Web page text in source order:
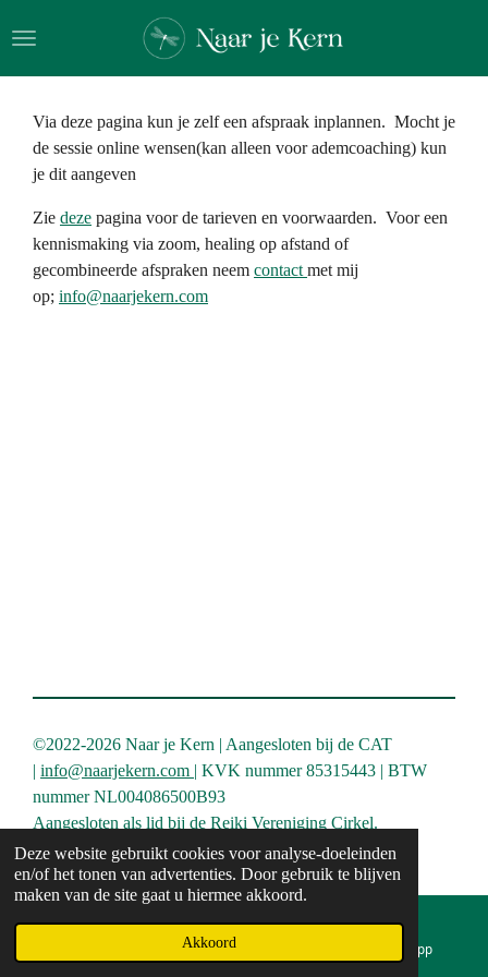
Deze website gebruikt cookies voor analyse-doeleinden
en/of het tonen van advertenties. Door gebruik te blijven
maken van de site gaat u hiermee akkoord.
Akkoord
direct
naar
hoofdinhoud
Via deze pagina kun je zelf een afspraak inplannen. Mocht je
de sessie online wensen(kan alleen voor ademcoaching) kun
je dit aangeven
Zie deze pagina voor de tarieven en voorwaarden. Voor een
kennismaking via zoom, healing op afstand of
gecombineerde afspraken neem contact met mij
op; info@naarjekern.com
©2022-2026 Naar je Kern | Aangesloten bij de CAT
| info@naarjekern.com | KVK nummer 85315443 | BTW
nummer NL004086500B93
Aangesloten als lid bij de Reiki Vereniging Cirkel.
Powered byJouwWeb
Instagram WhatsApp